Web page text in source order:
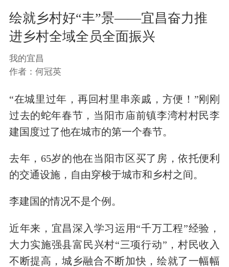
绘就乡村好“丰”景——宜昌奋力推
进乡村全域全员全面振兴
我的宜昌
作者：何冠英
“在城里过年，再回村里串亲戚，方便！”刚刚
过去的蛇年春节，当阳市庙前镇李湾村村民李
建国度过了他在城市的第一个春节。
去年，65岁的他在当阳市区买了房，依托便利
的交通设施，自由穿梭于城市和乡村之间。
李建国的情况不是个例。
近年来，宜昌深入学习运用“千万工程”经验，
大力实施强县富民兴村“三项行动”，村民收入
不断提高，城乡融合不断加快，绘就了一幅幅